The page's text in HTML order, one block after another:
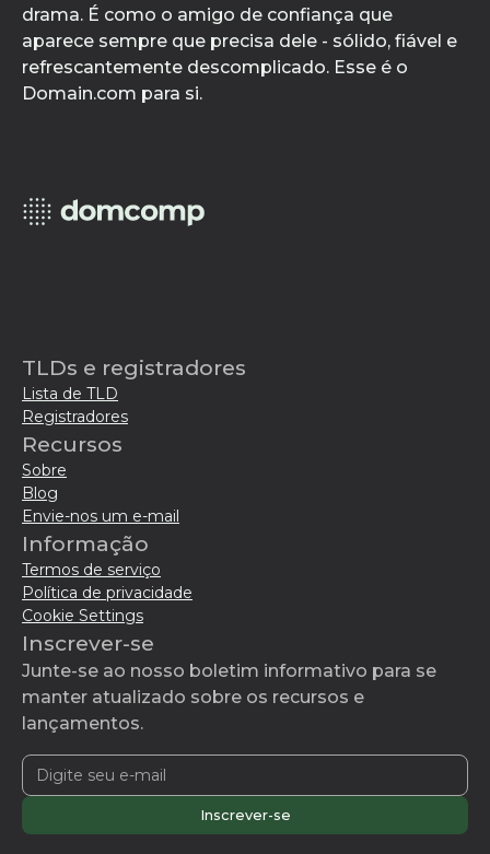
drama. É como o amigo de confiança que
aparece sempre que precisa dele - sólido, fiável e
refrescantemente descomplicado. Esse é o
Domain.com para si.
TLDs e registradores
Lista de TLD
Registradores
Recursos
Sobre
Blog
Envie-nos um e-mail
Informação
Termos de serviço
Política de privacidade
Cookie Settings
Inscrever-se
Junte-se ao nosso boletim informativo para se
manter atualizado sobre os recursos e
lançamentos.